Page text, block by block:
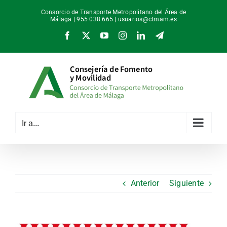
Consorcio de Transporte Metropolitano del Área de
Málaga | 955 038 665 | usuarios@ctmam.es
Facebook
X YouTubeInstagramLinkedInTelegram
Ir a...
Anterior Siguiente